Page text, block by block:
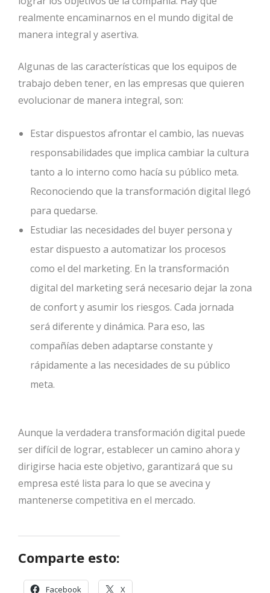
realmente encaminarnos en el mundo digital de
manera integral y asertiva.
Algunas de las características que los equipos de
trabajo deben tener, en las empresas que quieren
evolucionar de manera integral, son:
Estar dispuestos afrontar el cambio, las nuevas
responsabilidades que implica cambiar la cultura
tanto a lo interno como hacía su público meta.
Reconociendo que la transformación digital llegó
para quedarse.
Estudiar las necesidades del buyer persona y
estar dispuesto a automatizar los procesos
como el del marketing. En la transformación
digital del marketing será necesario dejar la zona
de confort y asumir los riesgos. Cada jornada
será diferente y dinámica. Para eso, las
compañías deben adaptarse constante y
rápidamente a las necesidades de su público
meta.
Aunque la verdadera transformación digital puede
ser difícil de lograr, establecer un camino ahora y
dirigirse hacia este objetivo, garantizará que su
empresa esté lista para lo que se avecina y
mantenerse competitiva en el mercado.
Comparte esto:
Facebook X